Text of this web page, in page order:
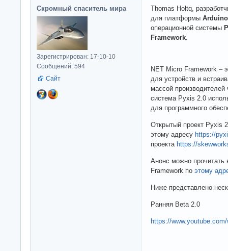
Скромный спаситель мира
Зарегистрирован: 17-10-10
Сообщений: 594
Сайт
Thomas Holtq,
для платформы Arduino
операционной системы
Framework
NET Micro Framework –
для устройств и
массой
система Pyxis 2.0
для программного
Открытый проект Pyxis
этому адресу https://
проекта https://
Анонс можно прочитать
Framework по этому
Ниже представлено
Ранняя Beta 2.0
https://